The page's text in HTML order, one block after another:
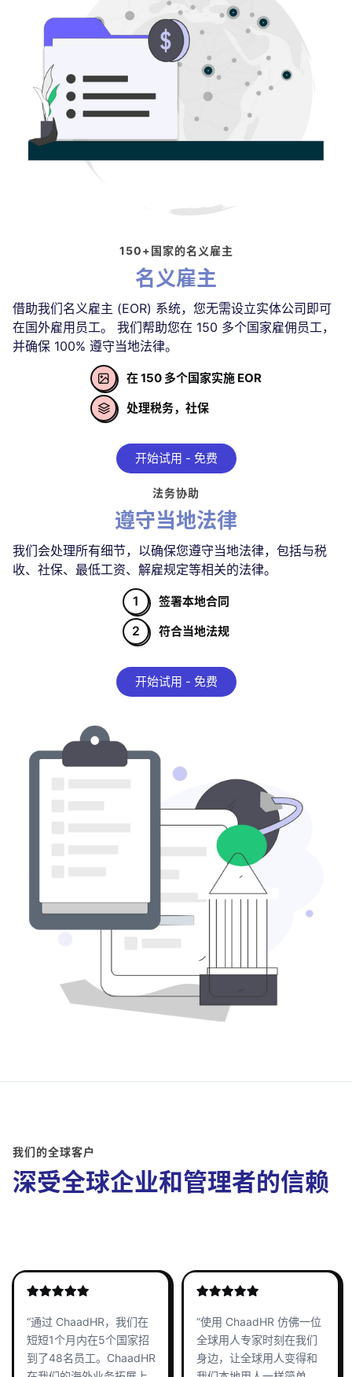
150+国家的名义雇主
名义雇主
借助我们名义雇主 (EOR) 系统，您无需设立实体公司即可
在国外雇用员工。 我们帮助您在 150 多个国家雇佣员工，
并确保 100% 遵守当地法律。
 在 150 多个国家实施 EOR
 处理税务，社保
开始试用 - 免费
法务协助
遵守当地法律
我们会处理所有细节，以确保您遵守当地法律，包括与税
收、社保、最低工资、解雇规定等相关的法律。
1
签署本地合同
2
符合当地法规
开始试用 - 免费
我们的全球客户
深受全球企业和管理者的信赖
“通过 ChaadHR，我们在
短短1个月内在5个国家招
到了48名员工。ChaadHR
“使用 ChaadHR 仿佛一位
全球用人专家时刻在我们
身边，让全球用人变得和